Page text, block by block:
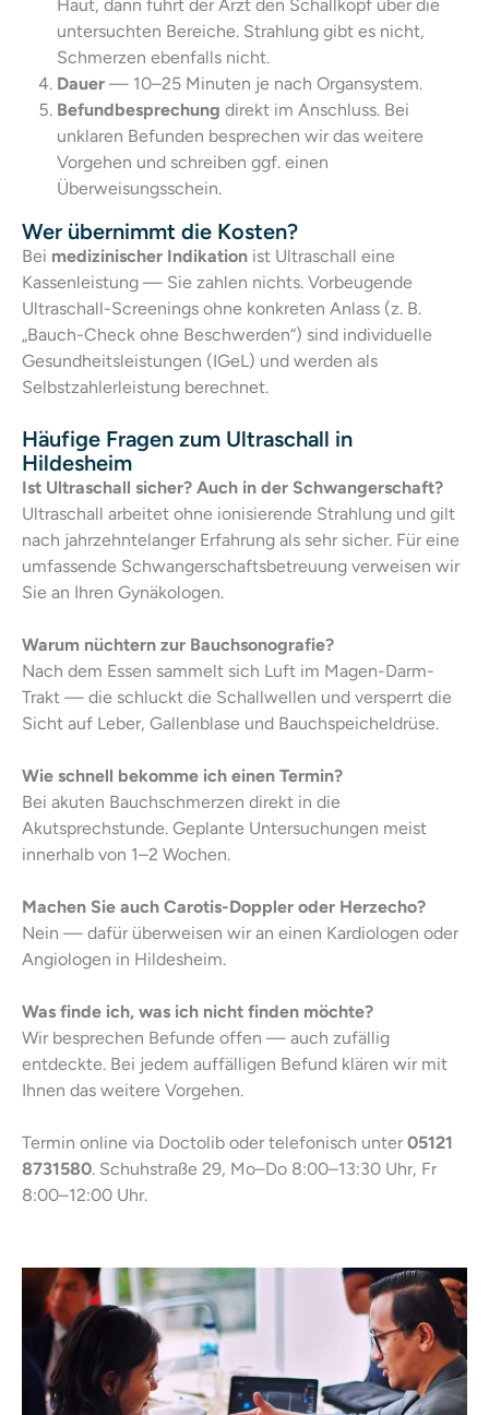
Haut, dann führt der Arzt den Schallkopf über die
untersuchten Bereiche. Strahlung gibt es nicht,
Schmerzen ebenfalls nicht.
Dauer — 10–25 Minuten je nach Organsystem.
Befundbesprechung direkt im Anschluss. Bei
unklaren Befunden besprechen wir das weitere
Vorgehen und schreiben ggf. einen
Überweisungsschein.
Wer übernimmt die Kosten?
Bei medizinischer Indikation ist Ultraschall eine
Kassenleistung — Sie zahlen nichts. Vorbeugende
Ultraschall-Screenings ohne konkreten Anlass (z. B.
„Bauch-Check ohne Beschwerden“) sind individuelle
Gesundheitsleistungen (IGeL) und werden als
Selbstzahlerleistung berechnet.
Häufige Fragen zum Ultraschall in
Hildesheim
Ist Ultraschall sicher? Auch in der Schwangerschaft?
Ultraschall arbeitet ohne ionisierende Strahlung und gilt
nach jahrzehntelanger Erfahrung als sehr sicher. Für eine
umfassende Schwangerschaftsbetreuung verweisen wir
Sie an Ihren Gynäkologen.
Warum nüchtern zur Bauchsonografie?
Nach dem Essen sammelt sich Luft im Magen-Darm-
Trakt — die schluckt die Schallwellen und versperrt die
Sicht auf Leber, Gallenblase und Bauchspeicheldrüse.
Wie schnell bekomme ich einen Termin?
Bei akuten Bauchschmerzen direkt in die
Akutsprechstunde. Geplante Untersuchungen meist
innerhalb von 1–2 Wochen.
Machen Sie auch Carotis-Doppler oder Herzecho?
Nein — dafür überweisen wir an einen Kardiologen oder
Angiologen in Hildesheim.
Was finde ich, was ich nicht finden möchte?
Wir besprechen Befunde offen — auch zufällig
entdeckte. Bei jedem auffälligen Befund klären wir mit
Ihnen das weitere Vorgehen.
Termin online via Doctolib oder telefonisch unter05121
8731580. Schuhstraße 29, Mo–Do 8:00–13:30 Uhr, Fr
8:00–12:00 Uhr.